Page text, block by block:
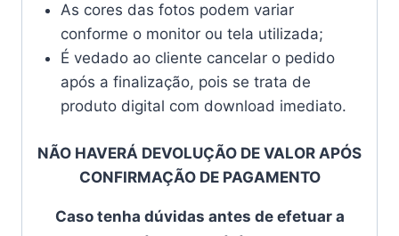
As cores das fotos podem variar
conforme o monitor ou tela utilizada;
É vedado ao cliente cancelar o pedido
após a finalização, pois se trata de
produto digital com download imediato.
NÃO HAVERÁ DEVOLUÇÃO DE VALOR APÓS
CONFIRMAÇÃO DE PAGAMENTO
Caso tenha dúvidas antes de efetuar a